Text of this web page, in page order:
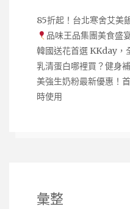
85折起！台北寒舍艾美
品味王品集團美食盛
韓國送花首選 KKday，
乳清蛋白哪裡買？健身
美強生奶粉最新優惠！
時使用
彙整